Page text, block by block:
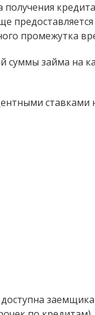
предоставляется
промежутка
суммы займа на
ставками